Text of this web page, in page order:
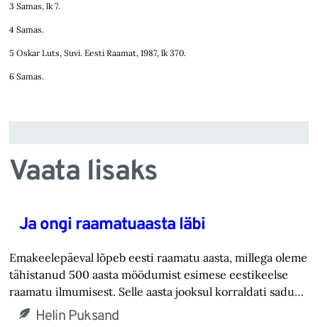
3 Samas, lk 7.
4 Samas.
5 Oskar Luts, Suvi. Eesti Raamat, 1987, lk 370.
6 Samas.
Vaata lisaks
Ja ongi raamatuaasta läbi
Emakeelepäeval lõpeb eesti raamatu aasta, millega oleme
tähistanud 500 aasta möödumist esimese eestikeelse
raamatu ilmumisest. Selle aasta jooksul korraldati sadu…
Helin Puksand